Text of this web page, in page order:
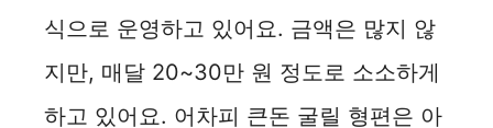
식으로 운영하고 있어요. 금액은 많지 않
지만, 매달 20~30만 원 정도로 소소하게
하고 있어요. 어차피 큰돈 굴릴 형편은 아